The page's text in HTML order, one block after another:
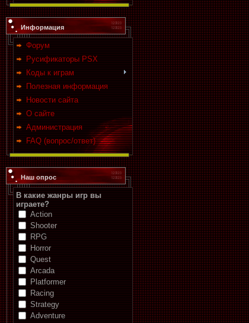
Информация
Форум
Русификаторы PSX
Коды к играм
Полезная информация
Новости сайта
О сайте
Администрация
FAQ (вопрос/ответ)
Наш опрос
В какие жанры игр вы
играете?
Action
Shooter
RPG
Horror
Quest
Arcada
Platformer
Racing
Strategy
Adventure